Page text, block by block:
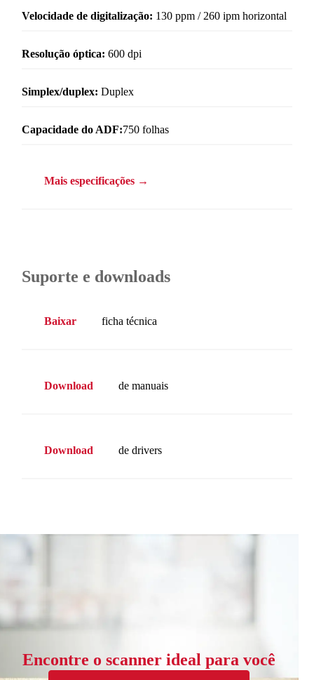
Velocidade de digitalização: 130 ppm / 260 ipm horizontal
Resolução óptica:600 dpi
Simplex/duplex:Duplex
Capacidade do ADF:750 folhas
Mais especificações →
Suporte e downloads
Baixar ficha técnica
Download de manuais
Download de drivers
Encontre o scanner ideal para você